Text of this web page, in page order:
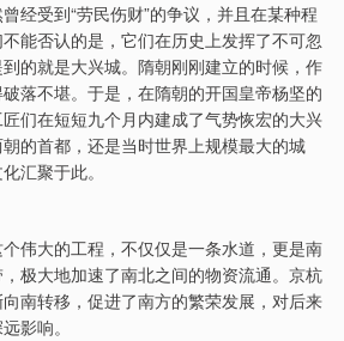
经受到“劳民伤财”的争议，并且在某种程
能否认的是，它们在历史上发挥了不可忽
的就是大兴城。隋朝刚刚建立的时候，作
落不堪。于是，在隋朝的开国皇帝杨坚的
们在短短九个月内建成了气势恢宏的大兴
的首都，还是当时世界上规模最大的城
汇聚于此。
伟大的工程，不仅仅是一条水道，更是南
极大地加速了南北之间的物资流通。京杭
南转移，促进了南方的繁荣发展，对后来
影响。